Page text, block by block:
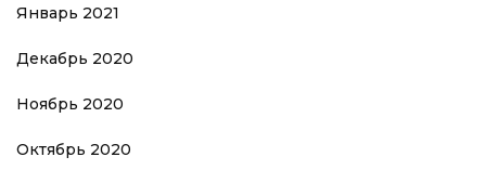
Январь 2021
Декабрь 2020
Ноябрь 2020
Октябрь 2020